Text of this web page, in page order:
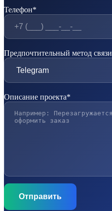
Телефон*
Предпочтительный метод связи
Описание проекта*